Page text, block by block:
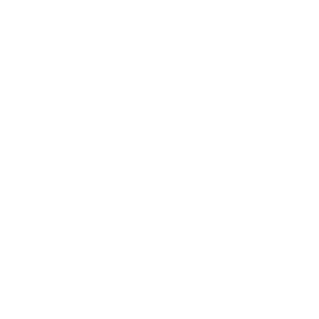
в легкий кусторез. Для
в режиме садовых ножниц, так и в
Ручка ножниц прорезинена для
на покупку дополнительных
В комплекте с устройством